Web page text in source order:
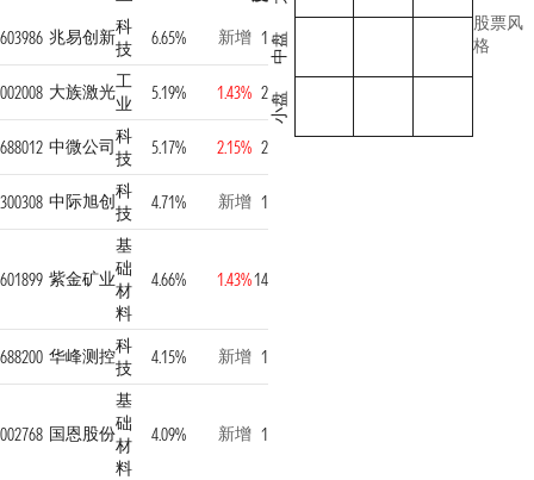
603986 兆易创新科
技
6.65% 新增 1
002008 大族激光工
业
5.19% 1.43% 2
688012 中微公司科
技
5.17% 2.15% 2
300308 中际旭创科
技
4.71% 新增 1
601899 紫金矿业
基
础
材
料
4.66% 1.43%14
688200 华峰测控科
技
4.15% 新增 1
002768 国恩股份
基
础
材
料
4.09% 新增 1
中盘
小盘
股票风
格